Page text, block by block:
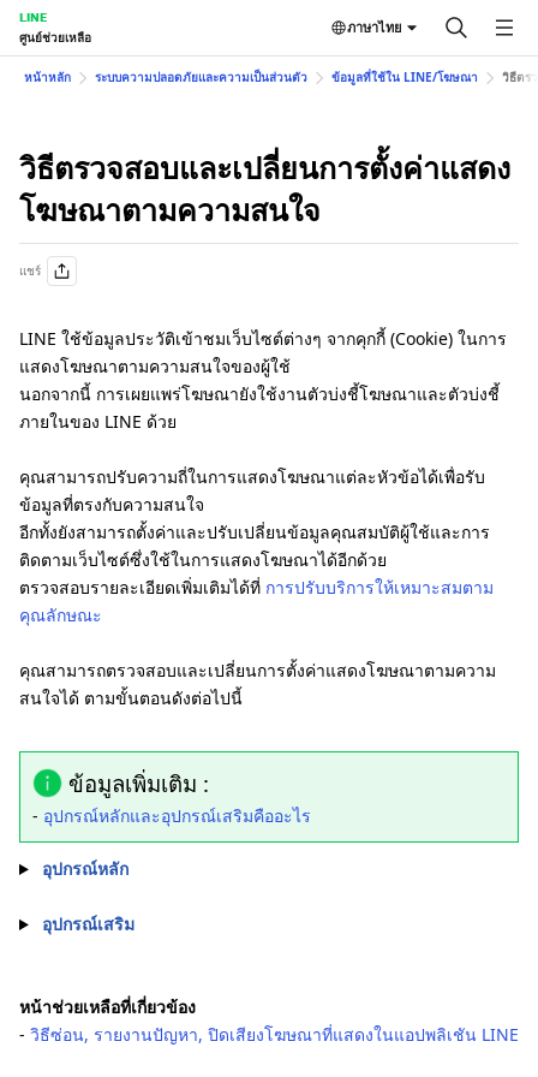
LINE
ศูนย์ช่วยเหลือ
ภาษาไทย
หน้าหลัก ระบบความปลอดภัยและความเป็นส่วนตัว ข้อมูลที่ใช้ใน LINE/โฆษณา วิธีตร
วิธีตรวจสอบและเปลี่ยนการตั้งค่าแสดง
โฆษณาตามความสนใจ
แชร์
LINE ใช้ข้อมูลประวัติเข้าชมเว็บไซต์ต่างๆ จากคุกกี้ (Cookie) ในการ
แสดงโฆษณาตามความสนใจของผู้ใช้
นอกจากนี้ การเผยแพร่โฆษณายังใช้งานตัวบ่งชี้โฆษณาและตัวบ่งชี้
ภายในของ LINE ด้วย
คุณสามารถปรับความถี่ในการแสดงโฆษณาแต่ละหัวข้อได้เพื่อรับ
ข้อมูลที่ตรงกับความสนใจ
อีกทั้งยังสามารถตั้งค่าและปรับเปลี่ยนข้อมูลคุณสมบัติผู้ใช้และการ
ติดตามเว็บไซต์ซึ่งใช้ในการแสดงโฆษณาได้อีกด้วย
ตรวจสอบรายละเอียดเพิ่มเติมได้ที่ การปรับบริการให้เหมาะสมตาม
คุณลักษณะ
คุณสามารถตรวจสอบและเปลี่ยนการตั้งค่าแสดงโฆษณาตามความ
สนใจได้ ตามขั้นตอนดังต่อไปนี้
ข้อมูลเพิ่มเติม :
- อุปกรณ์หลักและอุปกรณ์เสริมคืออะไร
อุปกรณ์หลัก
อุปกรณ์เสริม
หน้าช่วยเหลือที่เกี่ยวข้อง
‐ วิธีซ่อน, รายงานปัญหา, ปิดเสียงโฆษณาที่แสดงในแอปพลิเชัน LINE